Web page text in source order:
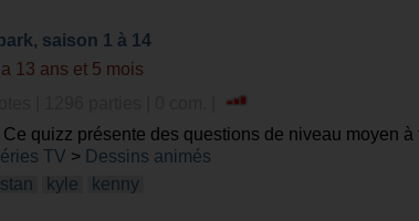
saison 1 à 14
13 ans et 5 mois
Ce quizz présente des questions de niveau moyen à
TV > Dessins animés
stan kyle kenny